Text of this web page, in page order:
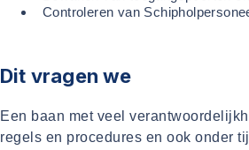
Controleren van
Dit vragen we
Een baan met veel
regels en procedures en ook onder